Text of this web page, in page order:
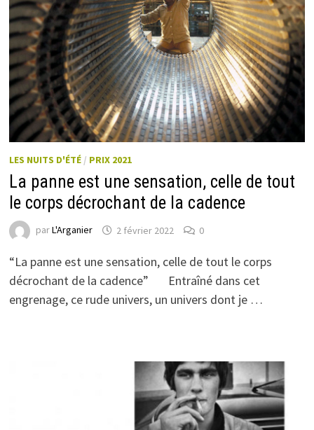
LES NUITS D'ÉTÉ/ PRIX 2021
La panne est une sensation, celle de tout
le corps décrochant de la cadence
parL'Arganier 2 février 2022 0
“La panne est une sensation, celle de tout le corps
décrochant de la cadence” Entraîné dans cet
engrenage, ce rude univers, un univers dont je …